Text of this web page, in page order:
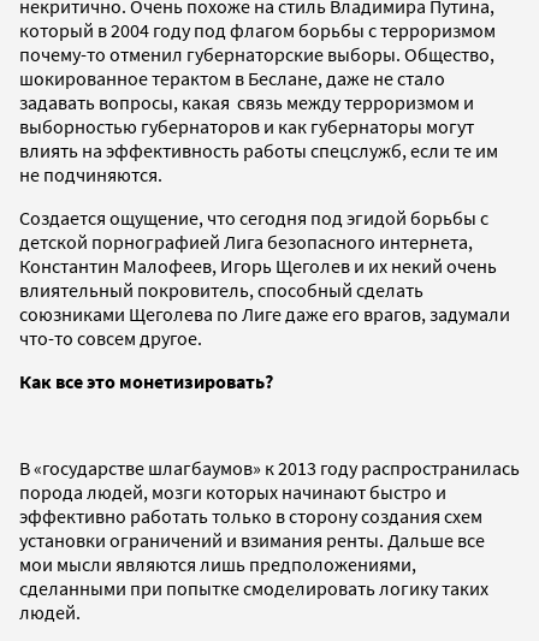
некритично. Очень похоже на стиль Владимира Путина,
который в 2004 году под флагом борьбы с терроризмом
почему-то отменил губернаторские выборы. Общество,
шокированное терактом в Беслане, даже не стало
задавать вопросы, какая связь между терроризмом и
выборностью губернаторов и как губернаторы могут
влиять на эффективность работы спецслужб, если те им
не подчиняются.
Создается ощущение, что сегодня под эгидой борьбы с
детской порнографией Лига безопасного интернета,
Константин Малофеев, Игорь Щеголев и их некий очень
влиятельный покровитель, способный сделать
союзниками Щеголева по Лиге даже его врагов, задумали
что-то совсем другое.
Как все это монетизировать?
В «государстве шлагбаумов» к 2013 году распространилась
порода людей, мозги которых начинают быстро и
эффективно работать только в сторону создания схем
установки ограничений и взимания ренты. Дальше все
мои мысли являются лишь предположениями,
сделанными при попытке смоделировать логику таких
людей.